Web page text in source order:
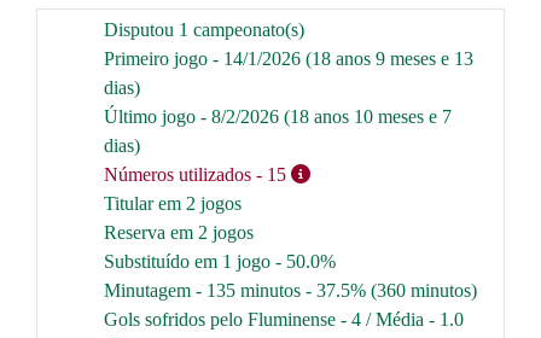
Disputou 1 campeonato(s)
Primeiro jogo - 14/1/2026 (18 anos 9 meses e 13
dias)
Último jogo - 8/2/2026 (18 anos 10 meses e 7
dias)
Números utilizados - 15
Titular em 2 jogos
Reserva em 2 jogos
Substituído em 1 jogo - 50.0%
Minutagem - 135 minutos - 37.5% (360 minutos)
Gols sofridos pelo Fluminense - 4 / Média - 1.0